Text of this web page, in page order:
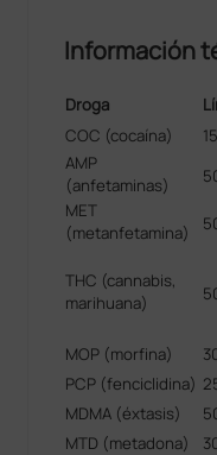
Información
Droga
COC (cocaína)
AMP
(anfetaminas)
MET
(metanfetamina)
THC (cannabis,
marihuana)
MOP (morfina)
PCP (fenciclidina)
MDMA (éxtasis)
MTD (metadona)